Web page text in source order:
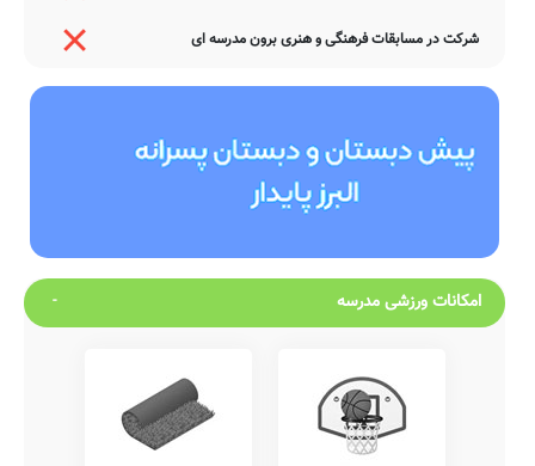
شرکت در مسابقات فرهنگی و هنری برون مدرسه ای
امکانات ورزشی مدرسه